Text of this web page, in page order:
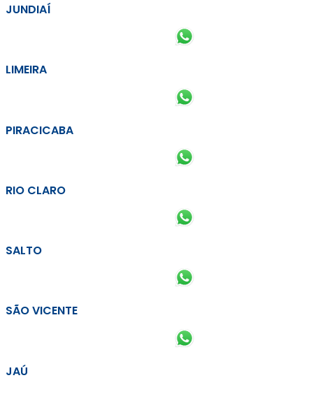
JUNDIAÍ
LIMEIRA
PIRACICABA
RIO CLARO
SALTO
SÃO VICENTE
JAÚ